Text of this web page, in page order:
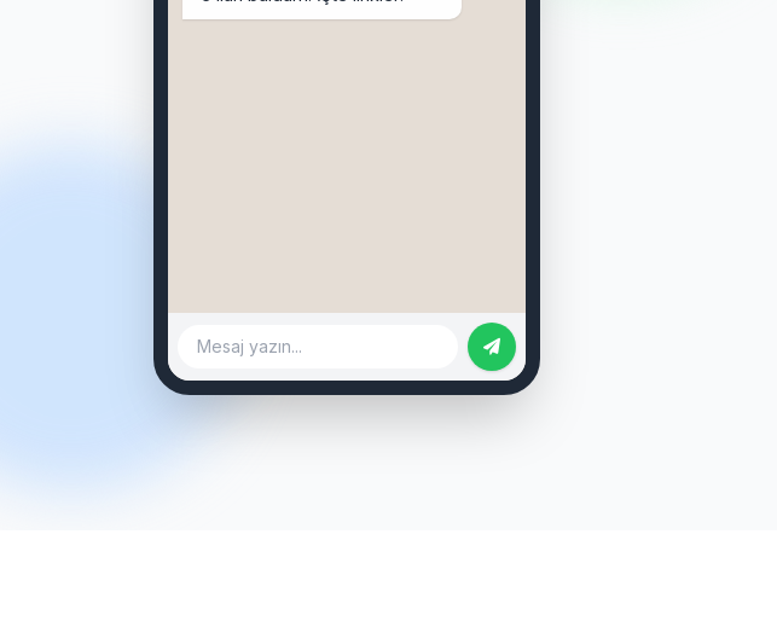
🔹sahibinden.com/ilan/1155621
Mesaj yazın...